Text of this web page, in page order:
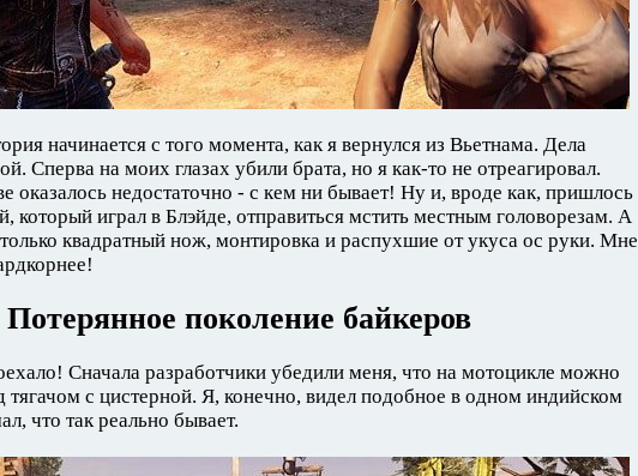
начинается с того момента, как я вернулся из Вьетнама. Дела
Сперва на моих глазах убили брата, но я как-то не отреагировал.
оказалось недостаточно - с кем ни бывает! Ну и, вроде как, пришлось
который играл в Блэйде, отправиться мстить местным головорезам. А
квадратный нож, монтировка и распухшие от укуса ос руки. Мне
Потерянное поколение байкеров
Сначала разработчики убедили меня, что на мотоцикле можно
тягачом с цистерной. Я, конечно, видел подобное в одном индийском
что так реально бывает.